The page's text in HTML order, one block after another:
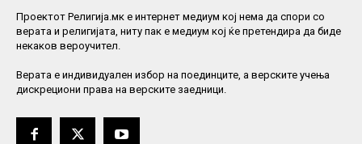
Проектот Религија.мк е интернет медиум кој нема да спори со
верата и религијата, ниту пак е медиум кој ќе претендира да биде
некаков вероучител.
Верaта е индивидуален избор на поединците, а верските учења
дискрециони права на верските заедници.